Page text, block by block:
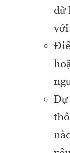
dữ
với